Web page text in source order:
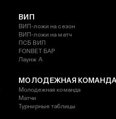
ВИП
ВИП-ложи на сезон
ВИП-ложи на матч
ПСБ ВИП
FONBET БАР
Лаунж A
МОЛОДЕЖНАЯ
Молодежная команда
Матчи
Турнирные таблицы